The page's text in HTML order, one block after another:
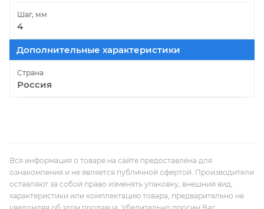
Шаг, мм
4
Дополнительные характеристики
Страна
Россия
Вся информация о товаре на сайте предоставлена для
ознакомления и не является публичной офертой. Производители
оставляют за собой право изменять упаковку, внешний вид,
характеристики или комплектацию товара, предварительно не